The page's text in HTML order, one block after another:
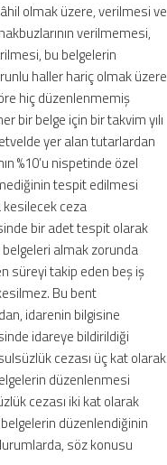
olmak üzere, verilmesi ve
verilmemesi,
bu belgelerin
haller hariç olmak üzere
hiç düzenlenmemiş
bir belge için bir takvim yılı
yer alan tutarlardan
%10’u nispetinde özel
tespit edilmesi
kesilecek ceza
bir adet tespit olarak
almak zorunda
süreyi takip eden beş iş
Bu bent
idarenin bilgisine
idareye bildirildiği
cezası üç kat olarak
düzenlenmesi
cezası iki kat olarak
düzenlendiğinin
söz konusu